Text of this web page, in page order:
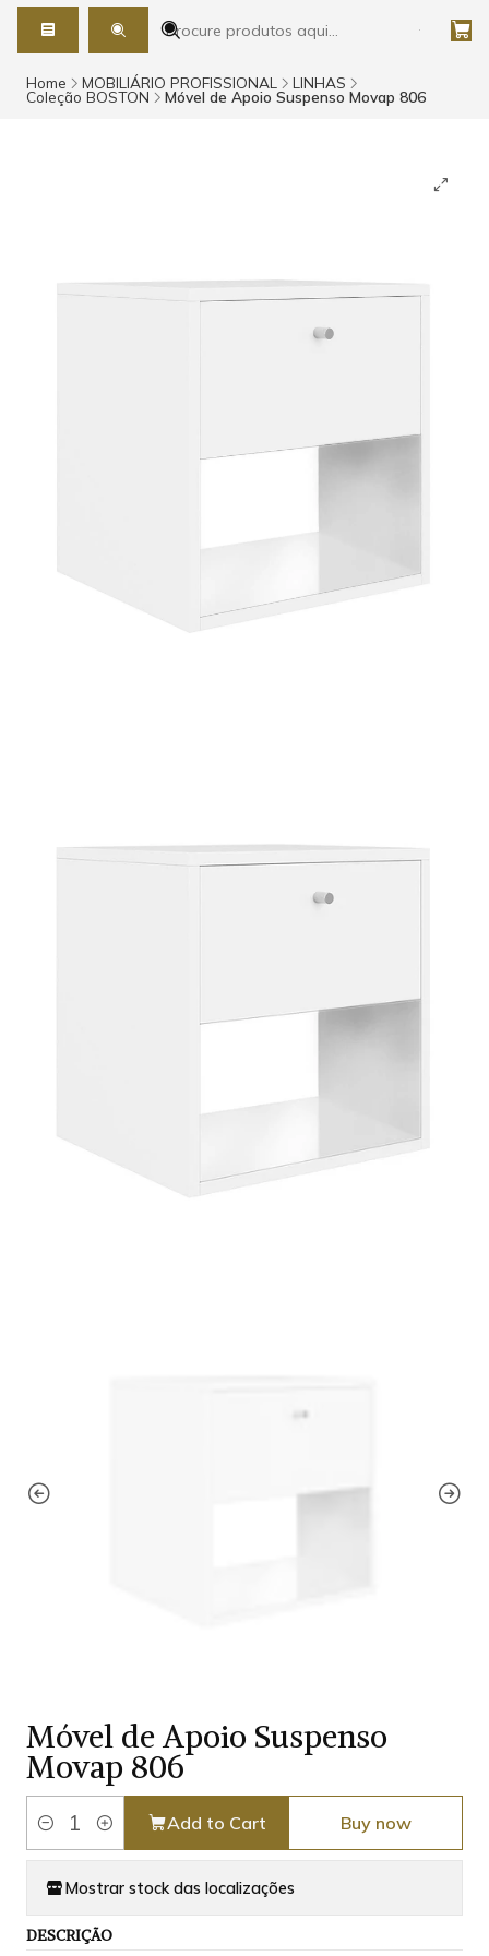
Home MOBILIÁRIO PROFISSIONAL LINHAS
Coleção BOSTON Móvel de Apoio Suspenso Movap 806
Móvel de Apoio Suspenso
Movap 806
Quantity
Add to Cart Buy now
Mostrar stock das localizações
DESCRIÇÃO